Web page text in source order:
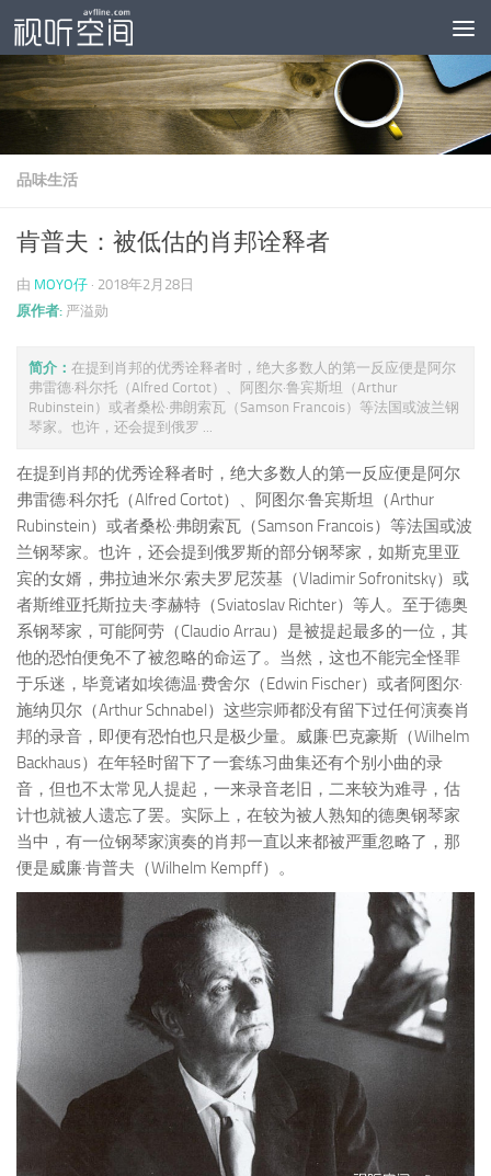
跳至内容
品味生活
肯普夫：被低估的肖邦诠释者
由 MOYO仔 · 2018年2月28日
原作者: 严溢勋
简介： 在提到肖邦的优秀诠释者时，绝大多数人的第一反应便是阿尔
弗雷德·科尔托（Alfred Cortot）、阿图尔·鲁宾斯坦（Arthur
Rubinstein）或者桑松·弗朗索瓦（Samson Francois）等法国或波兰钢
琴家。也许，还会提到俄罗 ...
在提到肖邦的优秀诠释者时，绝大多数人的第一反应便是阿尔
弗雷德·科尔托（Alfred Cortot）、阿图尔·鲁宾斯坦（Arthur
Rubinstein）或者桑松·弗朗索瓦（Samson Francois）等法国或波
兰钢琴家。也许，还会提到俄罗斯的部分钢琴家，如斯克里亚
宾的女婿，弗拉迪米尔·索夫罗尼茨基（Vladimir Sofronitsky）或
者斯维亚托斯拉夫·李赫特（Sviatoslav Richter）等人。至于德奥
系钢琴家，可能阿劳（Claudio Arrau）是被提起最多的一位，其
他的恐怕便免不了被忽略的命运了。当然，这也不能完全怪罪
于乐迷，毕竟诸如埃德温·费舍尔（Edwin Fischer）或者阿图尔·
施纳贝尔（Arthur Schnabel）这些宗师都没有留下过任何演奏肖
邦的录音，即便有恐怕也只是极少量。威廉·巴克豪斯（Wilhelm
Backhaus）在年轻时留下了一套练习曲集还有个别小曲的录
音，但也不太常见人提起，一来录音老旧，二来较为难寻，估
计也就被人遗忘了罢。实际上，在较为被人熟知的德奥钢琴家
当中，有一位钢琴家演奏的肖邦一直以来都被严重忽略了，那
便是威廉·肯普夫（Wilhelm Kempff）。